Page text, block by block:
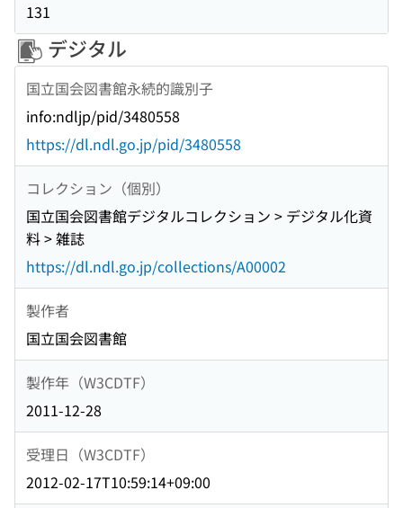
131
デジタル
国立国会図書館永続的識別子
info:ndljp/pid/3480558
https://dl.ndl.go.jp/pid/3480558
コレクション（個別）
国立国会図書館デジタルコレクション > デジタル化資
料 > 雑誌
https://dl.ndl.go.jp/collections/A00002
製作者
国立国会図書館
製作年（W3CDTF）
2011-12-28
受理日（W3CDTF）
2012-02-17T10:59:14+09:00